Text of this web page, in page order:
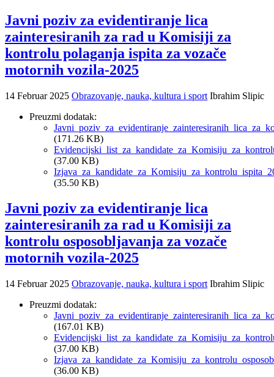
Javni poziv za evidentiranje lica
zainteresiranih za rad u Komisiji za
kontrolu polaganja ispita za vozače
motornih vozila-2025
14 Februar 2025 Obrazovanje, nauka, kultura i sport Ibrahim Slipic
Preuzmi dodatak:
(171.26 KB)
(37.00 KB)
(35.50 KB)
Javni poziv za evidentiranje lica
zainteresiranih za rad u Komisiji za
kontrolu osposobljavanja za vozače
motornih vozila-2025
14 Februar 2025 Obrazovanje, nauka, kultura i sport Ibrahim Slipic
Preuzmi dodatak:
(167.01 KB)
(37.00 KB)
(36.00 KB)